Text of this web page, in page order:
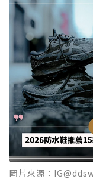
圖片來源：